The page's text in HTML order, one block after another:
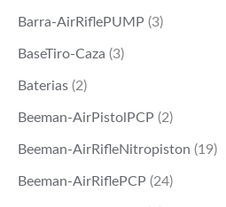
Barra-AirRiflePUMP (3)
BaseTiro-Caza (3)
Baterias (2)
Beeman-AirPistolPCP (2)
Beeman-AirRifleNitropiston (19)
Beeman-AirRiflePCP (24)